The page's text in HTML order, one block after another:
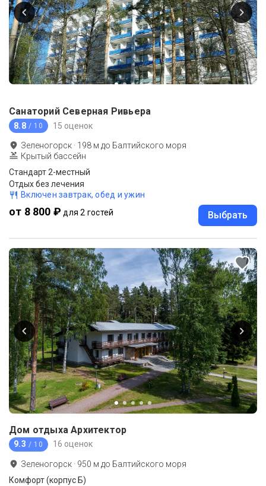
Санаторий Северная Ривьера
8.8 / 10 15 оценок
Зеленогорск · 198 м до Балтийского моря
Крытый бассейн
Стандарт 2-местный
Отдых без лечения
Включен завтрак, обед и ужин
от 8 800 ₽ для 2 гостей Выбрать
Дом отдыха Архитектор
9.3 / 10 16 оценок
Зеленогорск · 950 м до Балтийского моря
Комфорт (корпус Б)